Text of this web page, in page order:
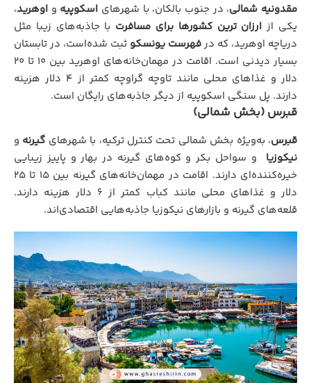
مقدونیه شمالی، در جنوب بالکان، با شهرهای اسکوپیه و اوهرید،
یکی از ارزان‌ ترین کشورها برای مسافرت با جاذبه‌های زیبا مثل
دریاچه اوهرید، که در فهرست یونسکو ثبت شده‌است، در تابستان
بسیار دیدنی است. اقامت در مهمان‌خانه‌های اوهرید بین 10 تا 20
دلار و غذاهای محلی مانند تاوچه گراوچه کمتر از 4 دلار هزینه
دارند. پل سنگی اسکوپیه از دیگر جاذبه‌های رایگان است.
قبرس (بخش شمالی)
قبرس، به‌ویژه بخش شمالی تحت کنترل ترکیه، با شهرهای گیرنه و
نیکوزیا و سواحل بکر و کوه‌های گیرنه در بهار و پاییز زیبایی
خیره‌کننده‌ای دارند. اقامت در مهمان‌خانه‌های گیرنه بین 15 تا 25
دلار و غذاهای محلی مانند کباب کمتر از 6 دلار هزینه دارند.
قلعه‌های گیرنه و بازارهای نیکوزیا جاذبه‌هایی اقتصادی‌اند.